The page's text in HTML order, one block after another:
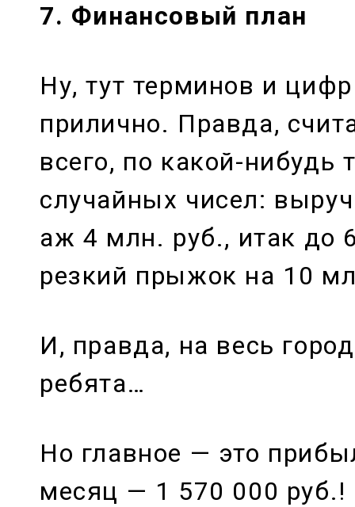
7. Финансовый план
Ну, тут терминов и
прилично. Правда,
всего, по какой-нибудь
случайных чисел:
аж 4 млн. руб., итак до
резкий прыжок на 10
И, правда, на весь
ребята…
Но главное — это
месяц — 1 570 000 руб.!